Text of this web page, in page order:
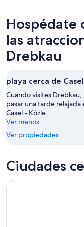
ago
10
ago
mañana
la
noche,
ago
11
ago
Drebkau
para
el
próximo
de
semana,
14
ago
-
ago
Hospédate
las
Drebkau
playa cerca de
Cuando visites
pasar una tarde relajada
Casel - Kózle.
Ver menos
Ver propiedades
Ciudades